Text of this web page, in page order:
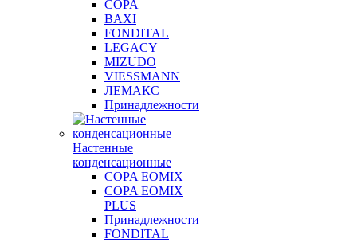
COPA
BAXI
FONDITAL
LEGACY
MIZUDO
VIESSMANN
ЛЕМАКС
Принадлежности
Настенные
конденсационные
COPA EOMIX
COPA EOMIX
PLUS
Принадлежности
FONDITAL